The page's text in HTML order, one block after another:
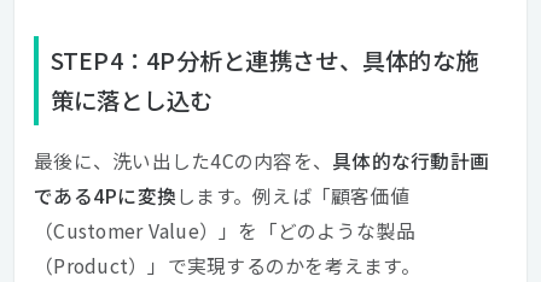
STEP4：4P分析と連携させ、具体的な施
策に落とし込む
最後に、洗い出した4Cの内容を、 具体的な行動計画
である4Pに変換します。例えば「顧客価値
（Customer Value）」を「どのような製品
（Product）」で実現するのかを考えます。